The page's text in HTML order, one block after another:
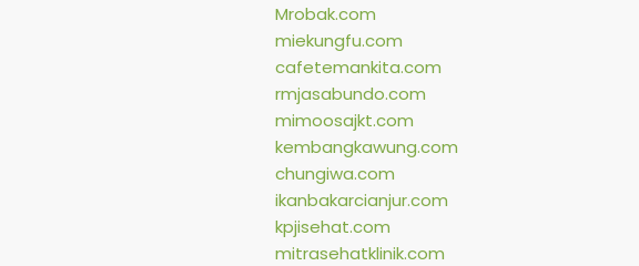
Mrobak.com
miekungfu.com
cafetemankita.com
rmjasabundo.com
mimoosajkt.com
kembangkawung.com
chungiwa.com
ikanbakarcianjur.com
kpjisehat.com
mitrasehatklinik.com